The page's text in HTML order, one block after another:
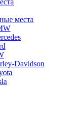
места
Davidson